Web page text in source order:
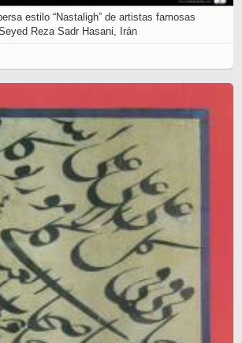
estilo “Nastaligh” de artistas famosas
Reza Sadr Hasani, Irán